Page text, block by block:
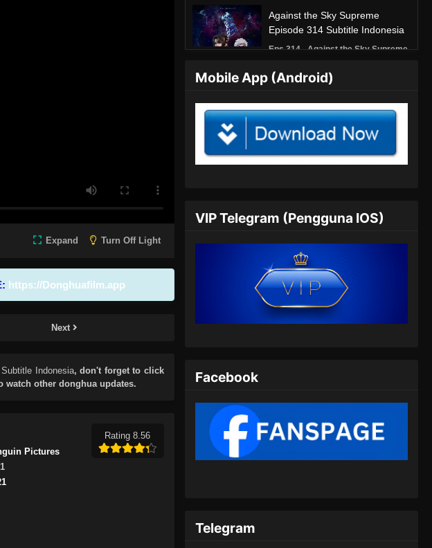
Expand Turn Off Light
https://Donghuafilm.app
Next
Indonesia, don't forget to click
watch other donghua updates.
Rating 8.56
Pictures
Against the Sky Supreme
Episode 314 Subtitle Indonesia
Eps 314 - Against the Sky Supreme
Juni 28, 2024
Against the Sky Supreme
Episode 315 Subtitle Indonesia
Episode 315 Subtitle Indonesia - Juli
Episode 316 Subtitle Indonesia
Episode 316 Subtitle Indonesia - Juli
5, 2024
Against the Sky Supreme
Episode 317 Subtitle Indonesia
Eps 318 - Against the Sky Supreme
13, 2024
Mobile App (Android)
VIP Telegram (Pengguna IOS)
Facebook
Telegram